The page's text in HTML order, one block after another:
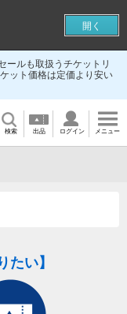
ールも取扱うチケットリ
ット価格は定価より安い
検索 出品 ログイン メニュー
たい】
開く